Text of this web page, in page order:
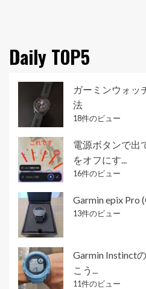
Daily TOP5
ガーミンウォッ
法
18件のビュー
電源ボタンで出
をオフにす...
16件のビュー
Garmin epix Pro
13件のビュー
Garmin Instinct
こう...
11件のビュー